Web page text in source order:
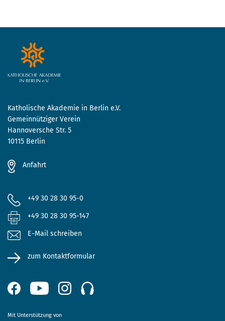
Katholische Akademie in Berlin e.V.
Gemeinnütziger Verein
Hannoversche Str. 5
10115 Berlin
Anfahrt
+49 30 28 30 95-0
+49 30 28 30 95-147
E-Mail schreiben
zum Kontaktformular
Mit Unterstützung von